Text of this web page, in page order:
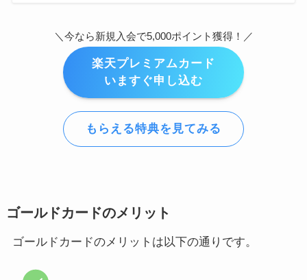
＼今なら新規入会で5,000ポイント獲得！／
楽天プレミアムカード
いますぐ申し込む
もらえる特典を見てみる
ゴールドカードのメリット
ゴールドカードのメリットは以下の通りです。